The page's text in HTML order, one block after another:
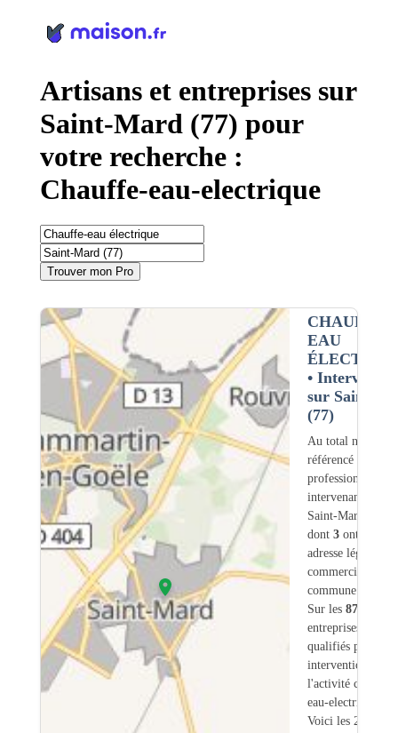
Artisans et entreprises sur
Saint-Mard (77) pour
votre recherche :
Chauffe-eau-electrique
Trouver mon Pro
CHAUFFE-
EAU
•
sur Saint-
(77)
Au total nous
référencé
professionnels
intervenant sur
Saint-Mard (77)
dont 3ont une
adresse légale ou
commerciale
commune.
Sur les 87
entreprises
qualifiés pour une
intervention sur
l'activité chauffe-
eau-electrique.
Voici les 20